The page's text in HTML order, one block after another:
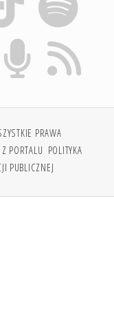
PRAWA
PORTALU POLITYKA
PUBLICZNEJ